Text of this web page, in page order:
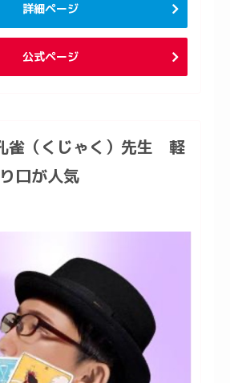
詳細ページ
公式ページ
雀（くじゃく）先生 軽
口が人気